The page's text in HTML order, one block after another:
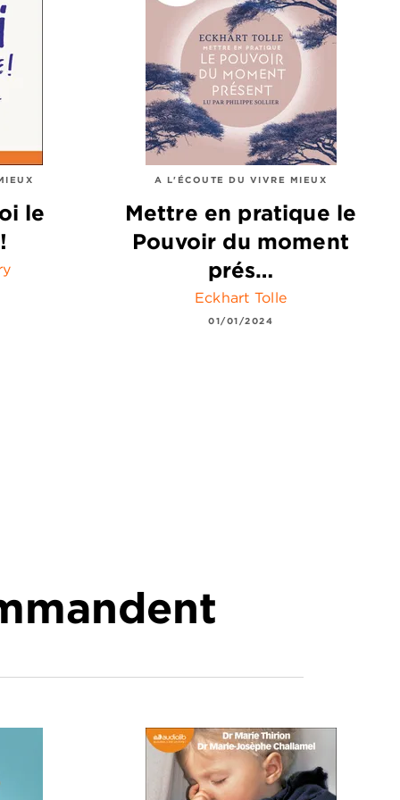
le
A L'ÉCOUTE DU VIVRE MIEUX
Mettre en pratique le
Pouvoir du moment
prés…
Eckhart Tolle
01/01/2024